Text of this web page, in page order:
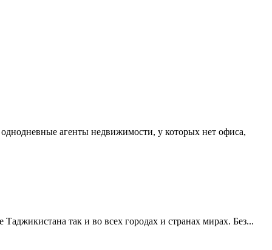
агенты недвижимости, у которых нет офиса,
так и во всех городах и странах мирах. Без...